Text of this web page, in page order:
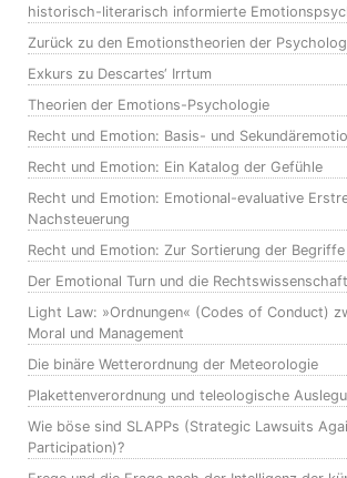
historisch-literarisch informierte
Zurück zu den Emotionstheorien der
Exkurs zu Descartes‘ Irrtum
Theorien der Emotions-Psychologie
Recht und Emotion: Basis- und
Recht und Emotion: Ein Katalog der Gefühle
Recht und Emotion: Emotional-evaluative
Nachsteuerung
Recht und Emotion: Zur Sortierung der Begriffe
Der Emotional Turn und die Rechtswissenschaft
Light Law: »Ordnungen« (Codes of Conduct)
Moral und Management
Die binäre Wetterordnung der Meteorologie
Plakettenverordnung und teleologische
Wie böse sind SLAPPs (Strategic Lawsuits
Participation)?